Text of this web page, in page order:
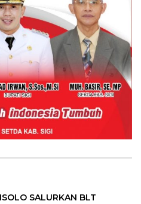
SALURKAN BLT